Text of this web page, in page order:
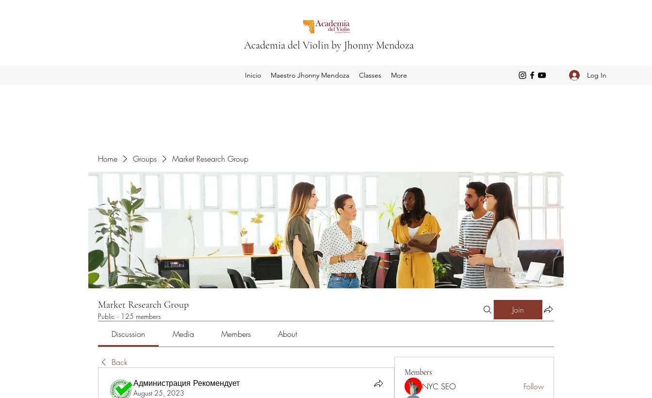
Academia del Violin by Jhonny Mendoza
Inicio Maestro Jhonny Mendoza Classes More Log In
Home Groups Market Research Group
Market Research Group
Public · 125 members
Join
Discussion Media Members About
Back
Администрация Рекомендует
August 25, 2023
Members
NYC SEO
Follow